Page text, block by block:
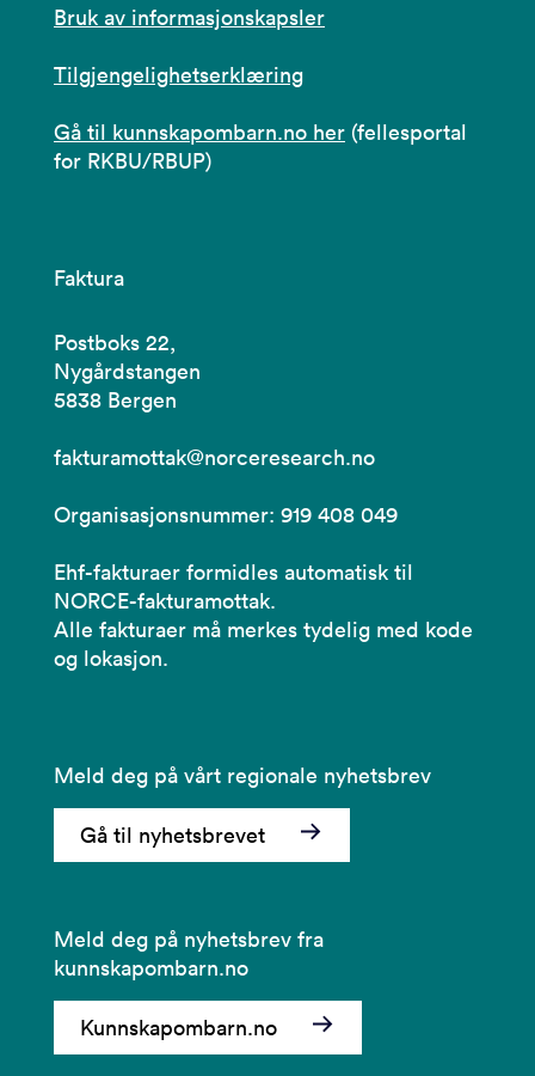
Bruk av informasjonskapsler
Tilgjengelighetserklæring
Gå til kunnskapombarn.no her (fellesportal
for RKBU/RBUP)
Faktura
Postboks 22,
Nygårdstangen
5838 Bergen
fakturamottak@norceresearch.no
Organisasjonsnummer: 919 408 049
Ehf-fakturaer formidles automatisk til
NORCE-fakturamottak.
Alle fakturaer må merkes tydelig med kode
og lokasjon.
Meld deg på vårt regionale nyhetsbrev
Gå til nyhetsbrevet
Meld deg på nyhetsbrev fra
kunnskapombarn.no
Kunnskapombarn.no